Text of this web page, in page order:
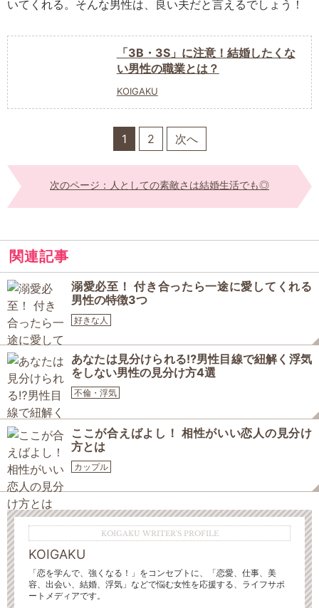
いてくれる。そんな男性は、良い夫だと言えるでしょう！
「3B・3S」に注意！結婚したくな
い男性の職業とは？
KOIGAKU
1 2 次へ
次のページ：人としての素敵さは結婚生活でも◎
関連記事
溺愛必至！ 付き合ったら一途に愛してくれる
男性の特徴3つ
好きな人
あなたは見分けられる⁉︎男性目線で紐解く浮気
をしない男性の見分け方4選
不倫・浮気
ここが合えばよし！ 相性がいい恋人の見分け
方とは
カップル
KOIGAKU WRITER'S PROFILE
KOIGAKU
「恋を学んで、強くなる！」をコンセプトに、「恋愛、仕事、美
容、出会い、結婚、浮気」などで悩む女性を応援する、ライフサポ
ートメディアです。